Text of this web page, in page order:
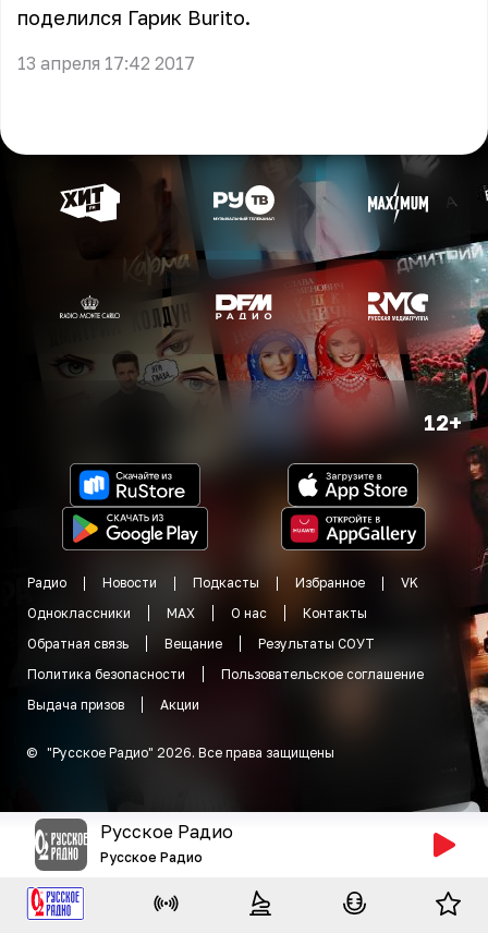
поделился Гарик Burito.
13 апреля 17:42 2017
12+
Радио Новости Подкасты Избранное
VK
Одноклассники
MAX О нас
Контакты
Обратная связь
Вещание
Результаты СОУТ
Политика безопасности
Пользовательское соглашение
Выдача призов
Акции
© "Русское Радио" 2026. Все права защищены
Русское Радио
Русское Радио